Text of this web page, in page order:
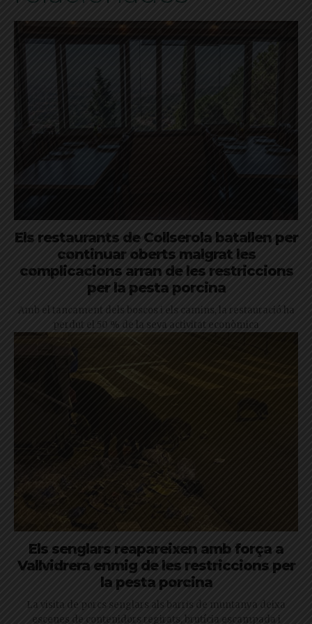
Els restaurants de Collserola batallen per
continuar oberts malgrat les
complicacions arran de les restriccions
per la pesta porcina
Amb el tancament dels boscos i els camins, la restauració ha
perdut el 50 % de la seva activitat econòmica
Els senglars reapareixen amb força a
Vallvidrera enmig de les restriccions per
la pesta porcina
La visita de porcs senglars als barris de muntanya deixa
escenes de contenidors regirats, brutícia escampada i